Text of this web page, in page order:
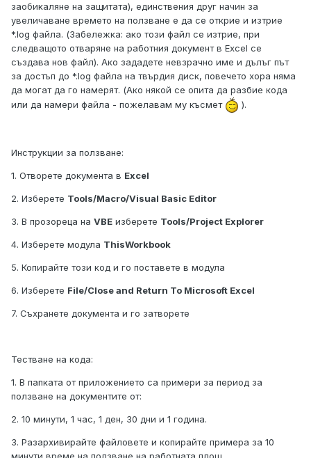
заобикаляне на защитата), единствения друг начин за
увеличаване времето на ползване е да се открие и изтрие
*.log файла. (Забележка: ако този файл се изтрие, при
следващото отваряне на работния документ в Excel се
създава нов файл). Ако зададете невзрачно име и дълъг път
за достъп до *.log файла на твърдия диск, повечето хора няма
да могат да го намерят. (Ако някой се опита да разбие кода
или да намери файла - пожелавам му късмет
).
Инструкции за ползване:
1. Отворете документа в Excel
2. Изберете Tools/Macro/Visual Basic Editor
3. В прозореца на VBE изберете Tools/Project Explorer
4. Изберете модула ThisWorkbook
5. Копирайте този код и го поставете в модула
6. Изберете File/Close and Return To Microsoft Excel
7. Съхранете документа и го затворете
Тестване на кода:
1. В папката от приложението са примери за период за
ползване на документите от:
2. 10 минути, 1 час, 1 ден, 30 дни и 1 година.
3. Разархивирайте файловете и копирайте примера за 10